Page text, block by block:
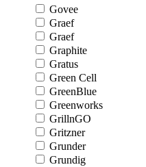
Govee
Graef
Graef
Graphite
Gratus
Green Cell
GreenBlue
Greenworks
GrillnGO
Gritzner
Grunder
Grundig